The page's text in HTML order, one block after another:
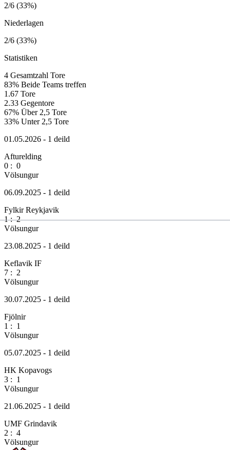
2/6 (33%)
Niederlagen
2/6 (33%)
Statistiken
4 Gesamtzahl Tore
83% Beide Teams treffen
1.67 Tore
2.33 Gegentore
67% Über 2,5 Tore
33% Unter 2,5 Tore
01.05.2026 - 1 deild
Afturelding
0 : 0
Völsungur
06.09.2025 - 1 deild
Fylkir Reykjavik
1:2
Völsungur
23.08.2025 - 1 deild
Keflavik IF
7 : 2
Völsungur
30.07.2025 - 1 deild
Fjölnir
1 : 1
Völsungur
05.07.2025 - 1 deild
HK Kopavogs
3 : 1
Völsungur
21.06.2025 - 1 deild
UMF Grindavik
2 : 4
Völsungur